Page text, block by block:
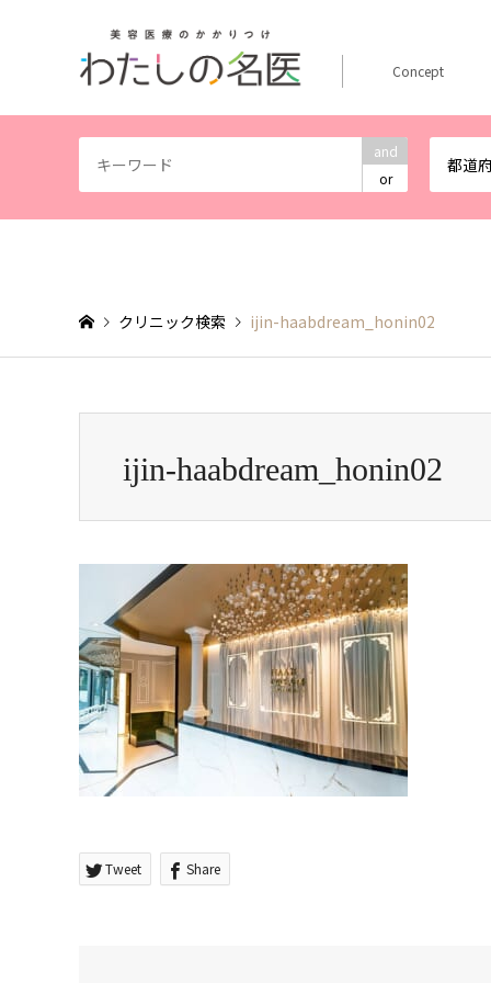
and
or
都道
Concept
クリニック検索 ijin-haabdream_honin02
ijin-haabdream_honin02
Tweet Share